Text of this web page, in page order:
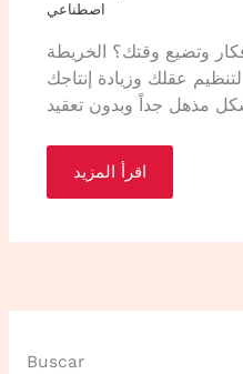
اصطناعي
وتضيع وقتك؟ الخريطة
عقلك وزيادة إنتاجك
اقرأ المزيد
Buscar